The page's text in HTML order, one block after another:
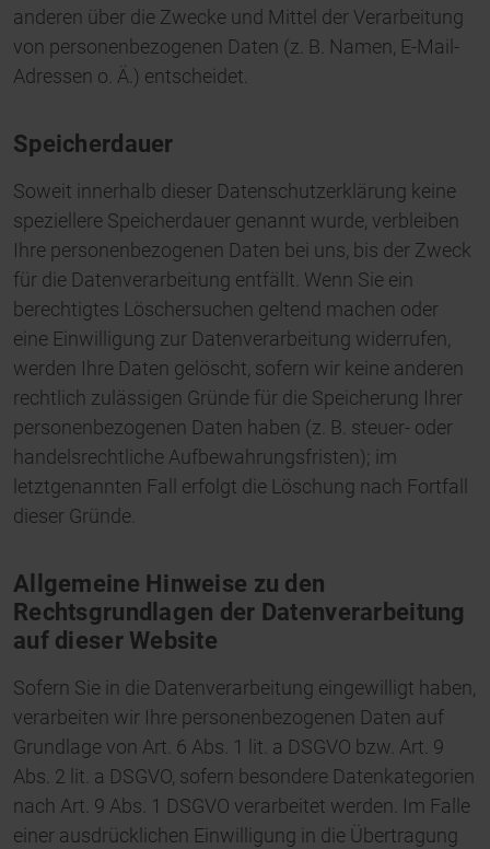
anderen über die Zwecke und Mittel der Verarbeitung
von personenbezogenen Daten (z. B. Namen, E-Mail-
Adressen o. Ä.) entscheidet.
Speicherdauer
Soweit innerhalb dieser Datenschutzerklärung keine
speziellere Speicherdauer genannt wurde, verbleiben
Ihre personenbezogenen Daten bei uns, bis der Zweck
für die Datenverarbeitung entfällt. Wenn Sie ein
berechtigtes Löschersuchen geltend machen oder
eine Einwilligung zur Datenverarbeitung widerrufen,
werden Ihre Daten gelöscht, sofern wir keine anderen
rechtlich zulässigen Gründe für die Speicherung Ihrer
personenbezogenen Daten haben (z. B. steuer- oder
handelsrechtliche Aufbewahrungsfristen); im
letztgenannten Fall erfolgt die Löschung nach Fortfall
dieser Gründe.
Allgemeine Hinweise zu den
Rechtsgrundlagen der Datenverarbeitung
auf dieser Website
Sofern Sie in die Datenverarbeitung eingewilligt haben,
verarbeiten wir Ihre personenbezogenen Daten auf
Grundlage von Art. 6 Abs. 1 lit. a DSGVO bzw. Art. 9
Abs. 2 lit. a DSGVO, sofern besondere Datenkategorien
nach Art. 9 Abs. 1 DSGVO verarbeitet werden. Im Falle
einer ausdrücklichen Einwilligung in die Übertragung